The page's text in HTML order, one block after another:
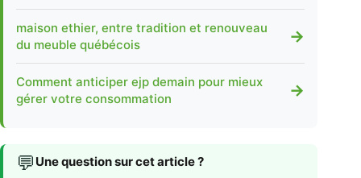
maison ethier, entre tradition et renouveau
du meuble québécois
→
Comment anticiper ejp demain pour mieux
gérer votre consommation
→
💬 Une question sur cet article ?